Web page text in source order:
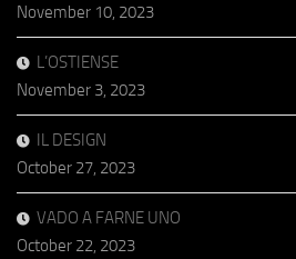
November 10, 2023
L’OSTIENSE
November 3, 2023
IL DESIGN
October 27, 2023
VADO A FARNE UNO
October 22, 2023